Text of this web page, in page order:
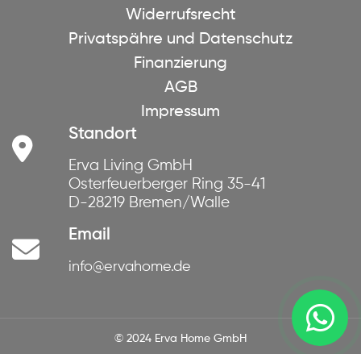
Widerrufsrecht
Privatspähre und Datenschutz
Finanzierung
AGB
Impressum
Standort
Erva Living GmbH
Osterfeuerberger Ring 35-41
D-28219 Bremen/Walle
Email
info@ervahome.de
© 2024 Erva Home GmbH